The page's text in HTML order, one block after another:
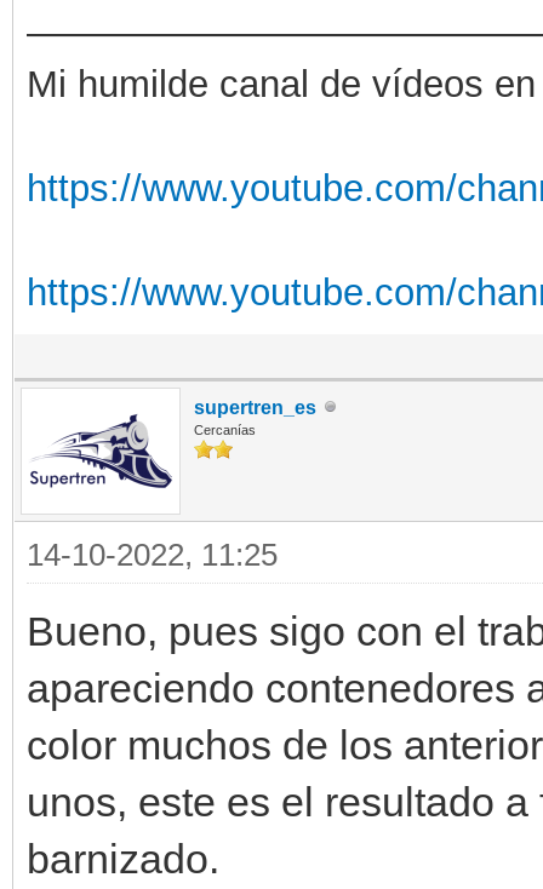
Mi humilde canal de vídeos
https://www.youtube.com/
https://www.youtube.com/
supertren_es
Cercanías
14-10-2022, 11:25
Bueno, pues sigo con el
apareciendo contenedores
color muchos de los
unos, este es el resultado
barnizado.